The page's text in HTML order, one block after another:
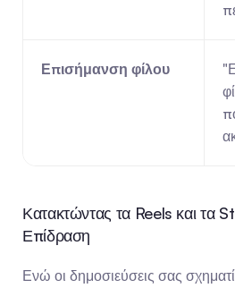
Επισήμανση φίλου
Κατακτώντας τα Reels και τα
Επίδραση
Ενώ οι δημοσιεύσεις σας